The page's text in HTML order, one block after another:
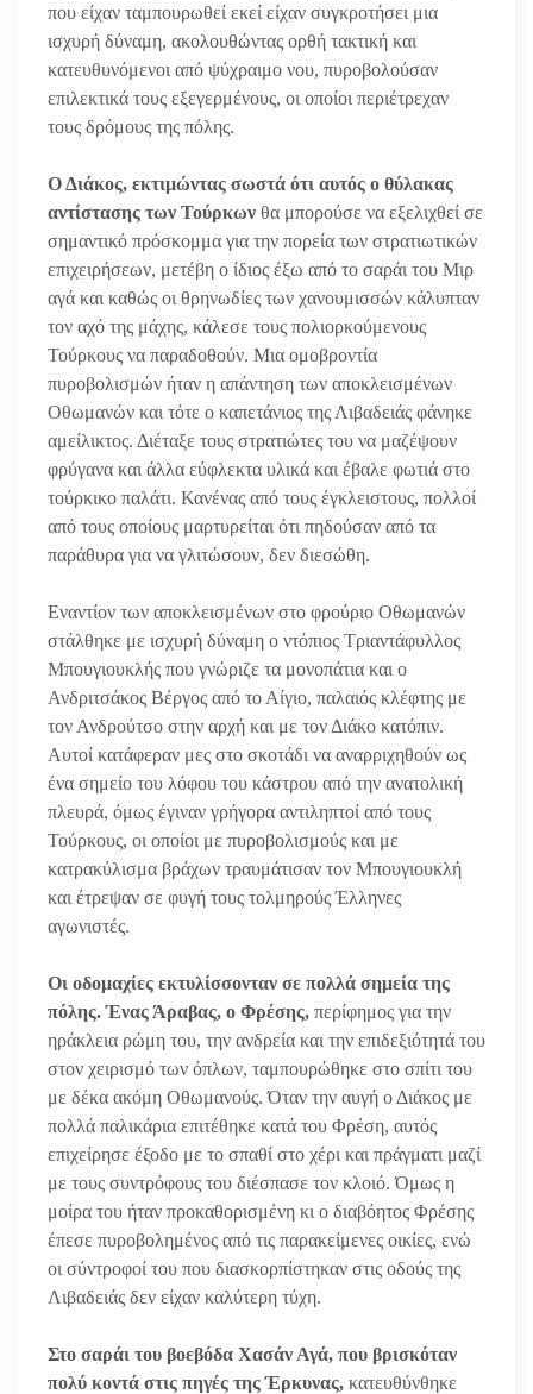
που είχαν ταμπουρωθεί εκεί είχαν συγκροτήσει μια
ισχυρή δύναμη, ακολουθώντας ορθή τακτική και
κατευθυνόμενοι από ψύχραιμο νου, πυροβολούσαν
επιλεκτικά τους εξεγερμένους, οι οποίοι περιέτρεχαν
τους δρόμους της πόλης.
Ο Διάκος, εκτιμώντας σωστά ότι αυτός ο θύλακας
αντίστασης των Τούρκων θα μπορούσε να εξελιχθεί σε
σημαντικό πρόσκομμα για την πορεία των στρατιωτικών
επιχειρήσεων, μετέβη ο ίδιος έξω από το σαράι του Μιρ
αγά και καθώς οι θρηνωδίες των χανουμισσών κάλυπταν
τον αχό της μάχης, κάλεσε τους πολιορκούμενους
Τούρκους να παραδοθούν. Μια ομοβροντία
πυροβολισμών ήταν η απάντηση των αποκλεισμένων
Οθωμανών και τότε ο καπετάνιος της Λιβαδειάς φάνηκε
αμείλικτος. Διέταξε τους στρατιώτες του να μαζέψουν
φρύγανα και άλλα εύφλεκτα υλικά και έβαλε φωτιά στο
τούρκικο παλάτι. Κανένας από τους έγκλειστους, πολλοί
από τους οποίους μαρτυρείται ότι πηδούσαν από τα
παράθυρα για να γλιτώσουν, δεν διεσώθη.
Εναντίον των αποκλεισμένων στο φρούριο Οθωμανών
στάλθηκε με ισχυρή δύναμη ο ντόπιος Τριαντάφυλλος
Μπουγιουκλής που γνώριζε τα μονοπάτια και ο
Ανδριτσάκος Βέργος από το Αίγιο, παλαιός κλέφτης με
τον Ανδρούτσο στην αρχή και με τον Διάκο κατόπιν.
Αυτοί κατάφεραν μες στο σκοτάδι να αναρριχηθούν ως
ένα σημείο του λόφου του κάστρου από την ανατολική
πλευρά, όμως έγιναν γρήγορα αντιληπτοί από τους
Τούρκους, οι οποίοι με πυροβολισμούς και με
κατρακύλισμα βράχων τραυμάτισαν τον Μπουγιουκλή
και έτρεψαν σε φυγή τους τολμηρούς Έλληνες
αγωνιστές.
Οι οδομαχίες εκτυλίσσονταν σε πολλά σημεία της
πόλης. Ένας Άραβας, ο Φρέσης, περίφημος για την
ηράκλεια ρώμη του, την ανδρεία και την επιδεξιότητά του
στον χειρισμό των όπλων, ταμπουρώθηκε στο σπίτι του
με δέκα ακόμη Οθωμανούς. Όταν την αυγή ο Διάκος με
πολλά παλικάρια επιτέθηκε κατά του Φρέση, αυτός
επιχείρησε έξοδο με το σπαθί στο χέρι και πράγματι μαζί
με τους συντρόφους του διέσπασε τον κλοιό. Όμως η
μοίρα του ήταν προκαθορισμένη κι ο διαβόητος Φρέσης
έπεσε πυροβολημένος από τις παρακείμενες οικίες, ενώ
οι σύντροφοί του που διασκορπίστηκαν στις οδούς της
Λιβαδειάς δεν είχαν καλύτερη τύχη.
Στο σαράι του βοεβόδα Χασάν Αγά, που βρισκόταν
πολύ κοντά στις πηγές της Έρκυνας, κατευθύνθηκε